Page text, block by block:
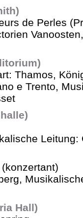
de Perles
Thamos,
e Trento,
Leitung:
Hall)